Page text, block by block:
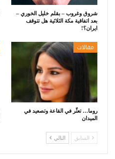
شروق وغروب – بقلم خليل الخوري –
بعد اتفاقية مكة الثلاثية هل تتوقف
ايران؟!
مقالات
روما… تعثّر في القاعة وتصعيد في
الميدان
السابق التالي